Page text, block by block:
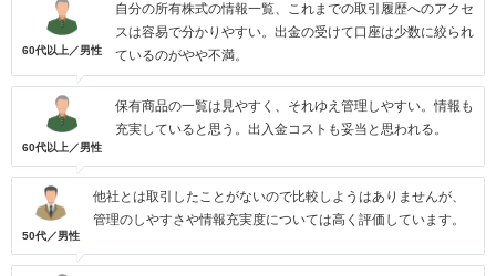
60代以上／男性
自分の所有株式の情報一覧、これまでの取引履歴へのアクセ
スは容易で分かりやすい。出金の受けて口座は少数に絞られ
ているのがやや不満。
60代以上／男性
保有商品の一覧は見やすく、それゆえ管理しやすい。情報も
充実していると思う。出入金コストも妥当と思われる。
50代／男性
他社とは取引したことがないので比較しようはありませんが、
管理のしやすさや情報充実度については高く評価しています。